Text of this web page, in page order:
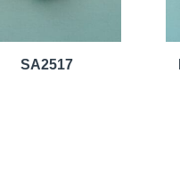
SA2517